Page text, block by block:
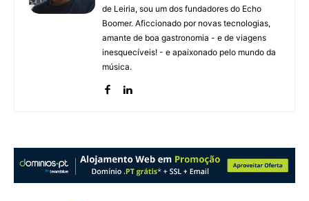
de Leiria, sou um dos fundadores do Echo
Boomer. Aficcionado por novas tecnologias,
amante de boa gastronomia - e de viagens
inesquecíveis! - e apaixonado pelo mundo da
música.